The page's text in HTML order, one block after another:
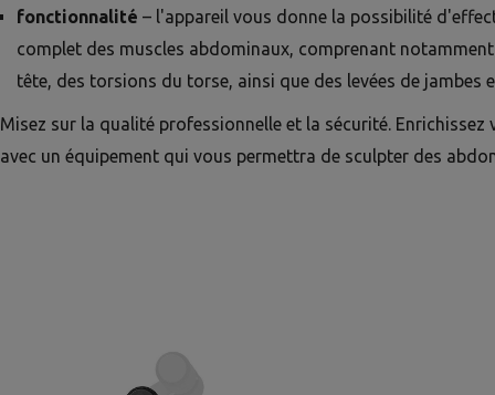
fonctionnalité – l'appareil vous donne la possibilité
complet des muscles abdominaux, comprenant
tête, des torsions du torse, ainsi que des levées de jambes
Misez sur la qualité professionnelle et la sécurité. Enrichissez
avec un équipement qui vous permettra de sculpter des